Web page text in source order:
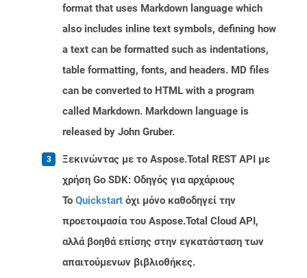
format that uses Markdown language which
also includes inline text symbols, defining how
a text can be formatted such as indentations,
table formatting, fonts, and headers. MD files
can be converted to HTML with a program
called Markdown. Markdown language is
released by John Gruber.
Ξεκινώντας με το Aspose.Total REST API με
χρήση Go SDK: Οδηγός για αρχάριους
Το Quickstart όχι μόνο καθοδηγεί την
προετοιμασία του Aspose.Total Cloud API,
αλλά βοηθά επίσης στην εγκατάσταση των
απαιτούμενων βιβλιοθήκες.